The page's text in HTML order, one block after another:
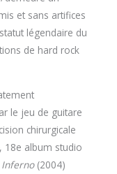
et sans artifices
légendaire du
de hard rock
le jeu de guitare
chirurgicale
, 18e album studio
Inferno(2004)